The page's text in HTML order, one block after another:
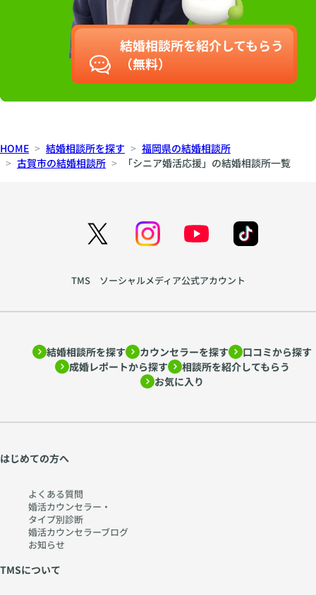
結婚相談所を紹介してもらう
（無料）
HOME 結婚相談所を探す
福岡県の結婚相談所
古賀市の結婚相談所
「シニア婚活応援」の結婚相談所一覧
TMS ソーシャルメディア公式アカウント
結婚相談所を探す カウンセラーを探す
口コミから探す
成婚レポートから探す
相談所を紹介してもらう
お気に入り
はじめての方へ
よくある質問
婚活カウンセラー・
タイプ別診断
婚活カウンセラーブログ
お知らせ
TMSについて